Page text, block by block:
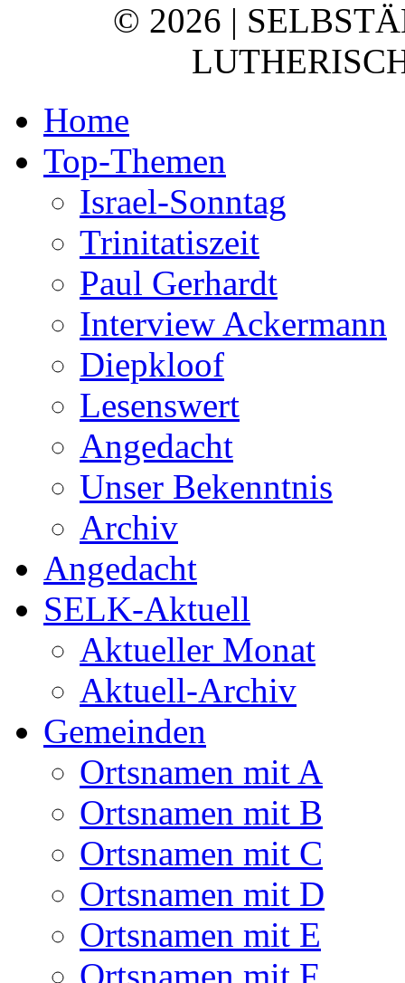
© 2026 |
Home
Top-Themen
Israel-Sonntag
Trinitatiszeit
Paul Gerhardt
Interview Ackermann
Diepkloof
Lesenswert
Angedacht
Unser Bekenntnis
Archiv
Angedacht
SELK-Aktuell
Aktueller Monat
Aktuell-Archiv
Gemeinden
Ortsnamen mit A
Ortsnamen mit B
Ortsnamen mit C
Ortsnamen mit D
Ortsnamen mit E